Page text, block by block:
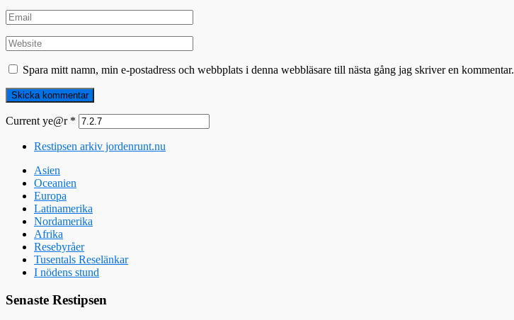
Spara mitt namn, min e-postadress och webbplats i denna webbläsare till nästa gång jag skriver en kommentar.
Current ye@r *
Restipsen arkiv jordenrunt.nu
Asien
Oceanien
Europa
Latinamerika
Nordamerika
Afrika
Resebyråer
Tusentals Reselänkar
I nödens stund
Senaste Restipsen